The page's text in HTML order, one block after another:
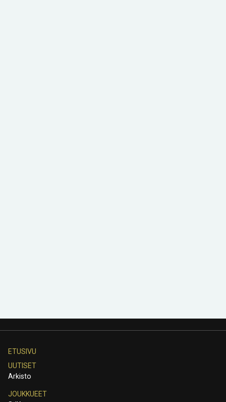
ETUSIVU
UUTISET
Arkisto
JOUKKUEET